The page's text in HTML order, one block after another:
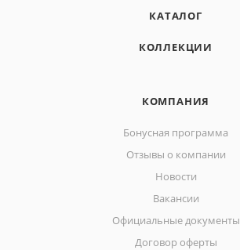
КАТАЛОГ
КОЛЛЕКЦИИ
КОМПАНИЯ
Бонусная программа
Отзывы о компании
Новости
Вакансии
Официальные документы
Договор оферты